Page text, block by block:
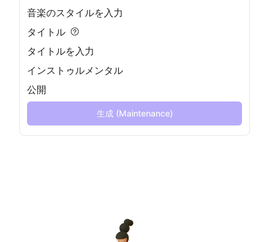
タイトル
インストゥルメンタル
公開
生成 (Maintenance)